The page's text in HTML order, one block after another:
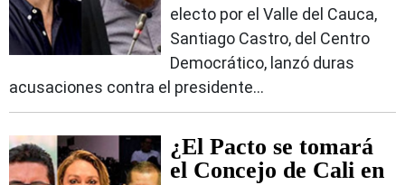
electo por el Valle del Cauca,
Santiago Castro, del Centro
Democrático, lanzó duras
acusaciones contra el presidente...
¿El Pacto se tomará
el Concejo de Cali en